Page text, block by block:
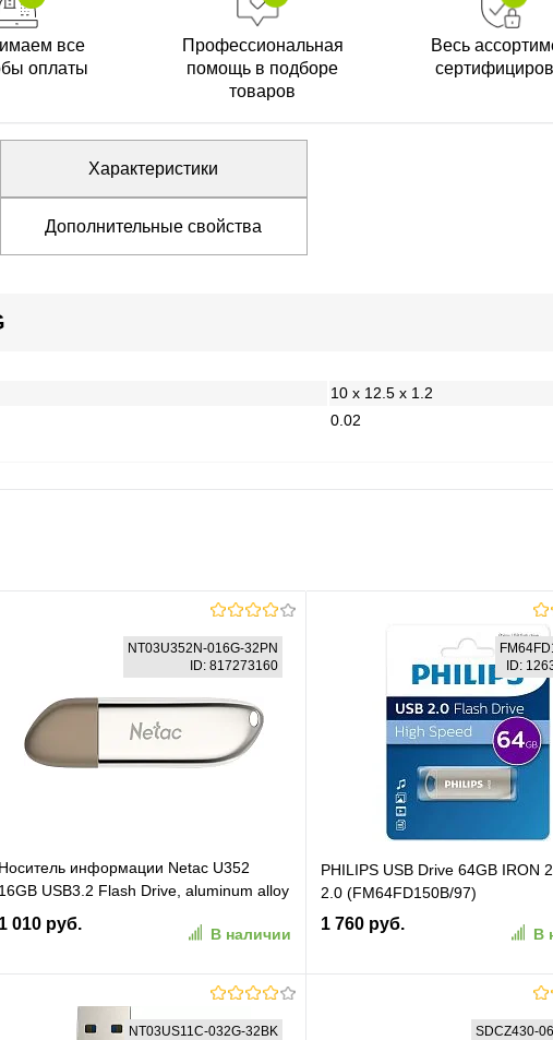
все
оплаты
Профессиональная
помощь в подборе
товаров
Весь
Характеристики
Дополнительные свойства
10 x 12.5 x 1.2
0.02
NT03U352N-016G-32PN
ID: 817273160
Носитель информации Netac U352
16GB USB3.2 Flash Drive, aluminum alloy
housing (NT03U352N-016G-32PN)
1 010 руб.
В наличии
В корзину
ID:
PHILIPS USB Drive 64GB IRON
2.0 (FM64FD150B/97)
1 760 руб.
В
В корзину
NT03US11C-032G-32BK
SDCZ430-